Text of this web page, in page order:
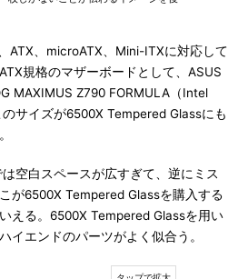
ATX、microATX、Mini-ITXに対応して
規格のマザーボードとして、ASUS
MAXIMUS Z790 FORMULA（Intel
サイズが6500X Tempered Glassにも
空白スペースが広すぎて、逆にミス
が6500X Tempered Glassを購入する
える。6500X Tempered Glassを用い
イエンドのパーツがよく似合う。